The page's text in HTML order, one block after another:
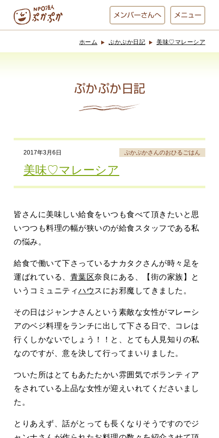
メンバーさんへ メニュー
お休み中
でんぱた
ぷかぷかさんと
お知らせ ぷかぷか日記
アクセス 採用情報
お問い合わせ
ホーム ぷかぷか日記 美味♡マレーシア
ぷかぷか日記
2017年3月6日 ぷかぷかさんのおひるごはん
美味♡マレーシア
皆さんに美味しい給食をいつも食べて頂きたいと思
いつつも料理の幅が狭いのが給食スタッフである私
の悩み。
給食で働いて下さっているナカタクさんが時々足を
運ばれている、 青葉区奈良にある、【街の家族】と
いうコミュニティハウ スにお邪魔してきました。
その日はジャンナさんという素敵な女性がマレーシ
アのベジ料理をランチに出して下さる日で、コレは
行くしかないでしょう！！と、とても人見知りの私
なのですが、意を決して行ってまいりました。
ついた所はとてもあたたかい雰囲気でボランティア
をされている上品な女性が迎えいれてくださいまし
た。
とりあえず、話がとっても長くなりそうですのでジ